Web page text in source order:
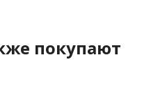
покупают